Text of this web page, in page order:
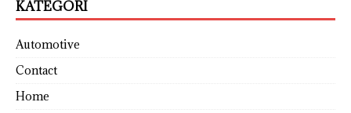
KATEGORI
Automotive
Contact
Home